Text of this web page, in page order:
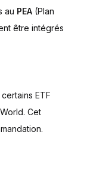
au PEA (Plan
être intégrés
ETF
Cet